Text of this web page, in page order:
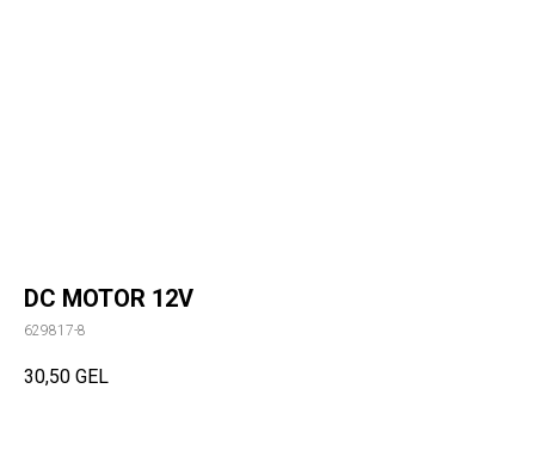
DC MOTOR 12V
629817-8
30,50 GEL